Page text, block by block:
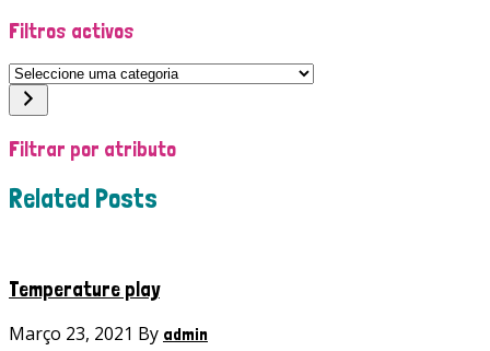
Filtros activos
Seleccione
uma
categoria
Filtrar por atributo
Related Posts
Temperature play
Março 23, 2021 By admin